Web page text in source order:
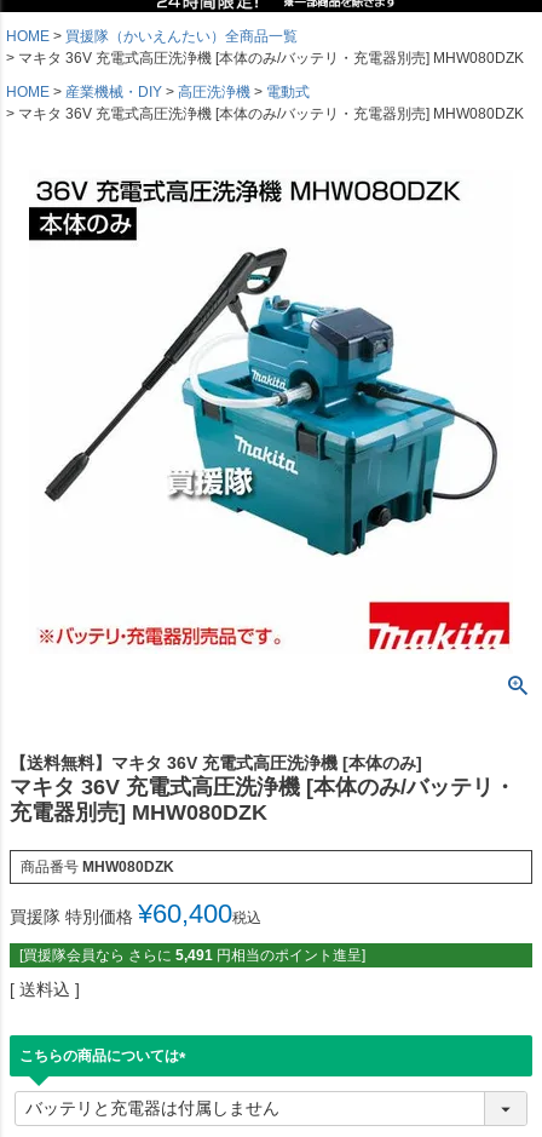
HOME
買援隊（かいえんたい）全商品一覧
マキタ 36V 充電式高圧洗浄機 [本体のみ/バッテリ・充電器別売] MHW080DZK
HOME
産業機械・DIY 高圧洗浄機
電動式
マキタ 36V 充電式高圧洗浄機 [本体のみ/バッテリ・充電器別売] MHW080DZK
【送料無料】マキタ 36V 充電式高圧洗浄機 [本体のみ]
マキタ 36V 充電式高圧洗浄機 [本体のみ/バッテリ・
充電器別売] MHW080DZK
商品番号 MHW080DZK
買援隊 特別価格 ¥60,400税込
[買援隊会員なら さらに 5,491 円相当のポイント進呈]
送料込
こちらの商品については
必
須